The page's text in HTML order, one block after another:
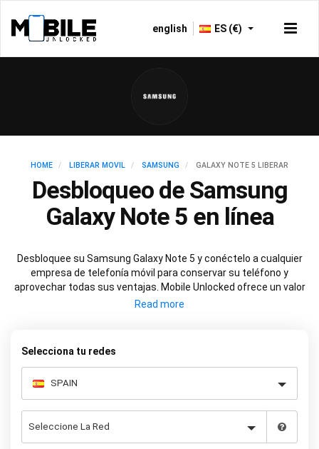
english ES (€)
HOME LIBERAR MOVIL SAMSUNG GALAXY NOTE 5 LIBERAR
Desbloqueo de Samsung
Galaxy Note 5 en línea
Desbloquee su Samsung Galaxy Note 5 y conéctelo a cualquier
empresa de telefonía móvil para conservar su teléfono y
aprovechar todas sus ventajas. Mobile Unlocked ofrece un valor
fantástico y un excelente servicio de atención al cliente para
Selecciona tu redes